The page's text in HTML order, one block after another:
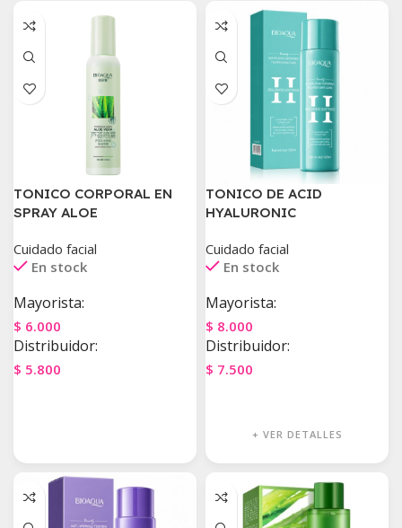
TONICO CORPORAL EN
SPRAY ALOE
Cuidado facial
En stock
Mayorista:
$ 6.000
Distribuidor:
$ 5.800
TONICO DE ACID
HYALURONIC
Cuidado facial
En stock
Mayorista:
$ 8.000
Distribuidor:
$ 7.500
+ VER DETALLES